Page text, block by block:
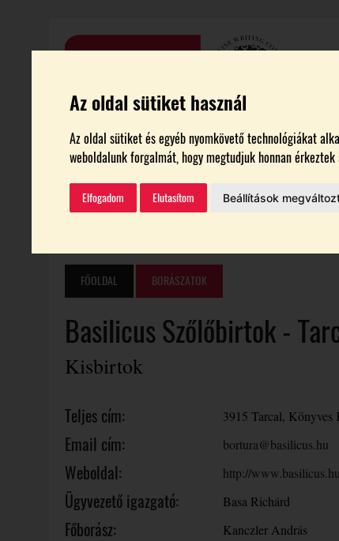
Az oldal sütiket használ
Az oldal sütiket és egyéb nyomkövető technológiákat
weboldalunk forgalmát, hogy megtudjuk honnan
Elfogadom Elutasítom Beállítások
HÍREK CIKKEK BORTURIZMUS
VEB2023 BORTESZT
ARTPIKNIKET RENDEZNEK A CEREDI MŰVÉSZTELEPEN
2026.08.04. | CSABAGYÖNGYÉVEL INDULT IDÉN IS A SZÜRET A DÉL-
2026.08.04. SZÓLÁTI NAGYDÍJ 2026
FŐOLDAL BORÁSZATOK
Basilicus Szőlőbirtok -
Kisbirtok
Teljes cím: 3915 Tarcal, Könyves
Email cím: bortura@basilicus.hu
Weboldal: http://www.basilicus.hu
Ügyvezető igazgató: Basa Richárd
Főborász: Kanczler András